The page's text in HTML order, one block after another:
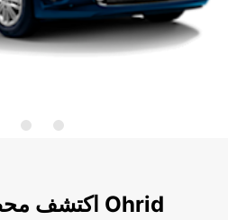
اكتشف محطاتنا الشهيرة حول Ohrid